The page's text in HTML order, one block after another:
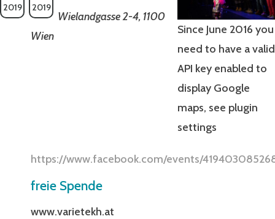
2019 2019
Since June 2016 you
need to have a valid
API key enabled to
display Google
maps, see plugin
settings
Wielandgasse 2-4, 1100
Wien
https://www.facebook.com/events/
freie Spende
www.varietekh.at